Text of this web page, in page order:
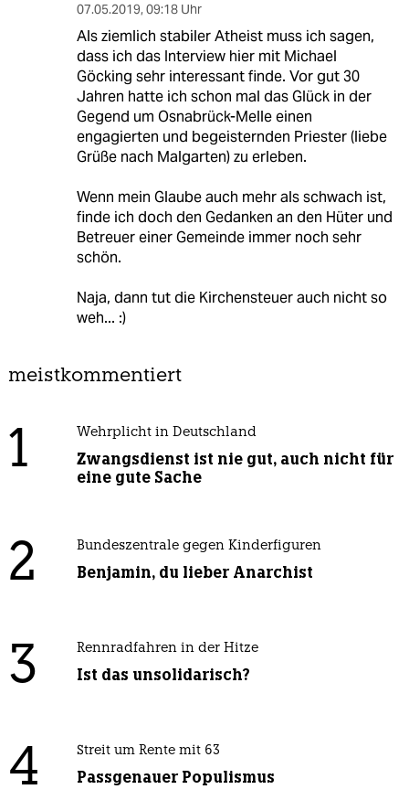
07.05.2019, 09:18 Uhr
Als ziemlich stabiler Atheist muss ich sagen,
dass ich das Interview hier mit Michael
Göcking sehr interessant finde. Vor gut 30
Jahren hatte ich schon mal das Glück in der
Gegend um Osnabrück-Melle einen
engagierten und begeisternden Priester (liebe
Grüße nach Malgarten) zu erleben.
Wenn mein Glaube auch mehr als schwach ist,
finde ich doch den Gedanken an den Hüter und
Betreuer einer Gemeinde immer noch sehr
schön.
Naja, dann tut die Kirchensteuer auch nicht so
weh... :)
meistkommentiert
1 Wehrplicht in Deutschland
Zwangsdienst ist nie gut, auch nicht für
eine gute Sache
2 Bundeszentrale gegen Kinderfiguren
Benjamin, du lieber Anarchist
3 Rennradfahren in der Hitze
Ist das unsolidarisch?
4 Streit um Rente mit 63
Passgenauer Populismus